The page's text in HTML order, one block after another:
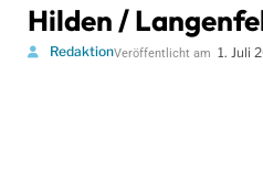
Hilden /
RedaktionVeröffentlicht am 1. Juli